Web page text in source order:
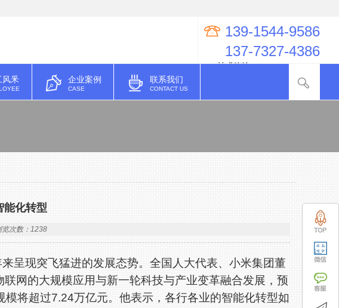
139-1544-9586
137-7327-4386
QQ技术咨询：274998623
风釆 企业案例
CASE
联系我们
CONTACT US
能化转型
览次数：1238
呈现突飞猛进的发展态势。全国人大代表、小米集团董
网的大规模应用与新一轮科技与产业变革融合发展，预
将超过7.24万亿元。他表示，各行各业的智能化转型如